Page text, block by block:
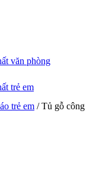
văn phòng
trẻ em
trẻ em / Tủ gỗ công